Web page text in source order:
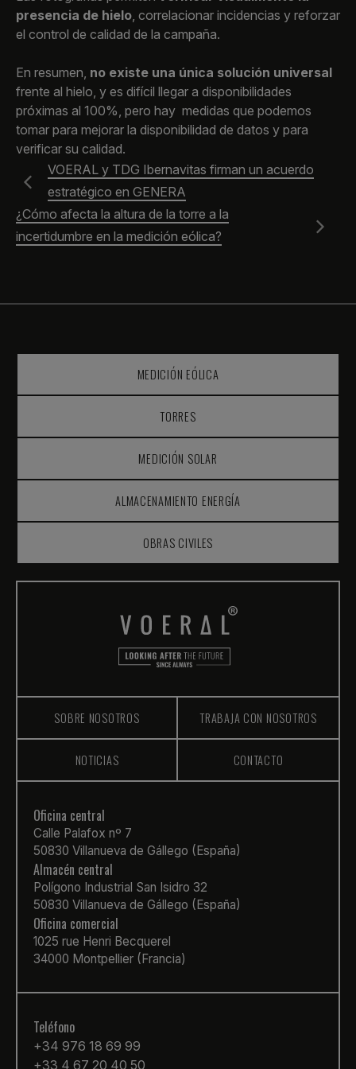
presencia de hielo, correlacionar incidencias y reforzar
el control de calidad de la campaña.
En resumen, no existe una única solución universal
frente al hielo, y es difícil llegar a disponibilidades
próximas al 100%, pero hay medidas que podemos
tomar para mejorar la disponibilidad de datos y para
verificar su calidad.
VOERAL y TDG Ibernavitas firman un acuerdo
estratégico en GENERA
¿Cómo afecta la altura de la torre a la
incertidumbre en la medición eólica?
MEDICIÓN EÓLICA
TORRES
MEDICIÓN SOLAR
ALMACENAMIENTO ENERGÍA
OBRAS CIVILES
SOBRE NOSOTROS TRABAJA CON NOSOTROS
NOTICIAS CONTACTO
Oficina central
Calle Palafox nº 7
50830 Villanueva de Gállego (España)
Almacén central
Polígono Industrial San Isidro 32
50830 Villanueva de Gállego (España)
Oficina comercial
1025 rue Henri Becquerel
34000 Montpellier (Francia)
Teléfono
+34 976 18 69 99
+33 4 67 20 40 50